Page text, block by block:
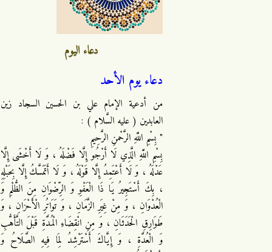
دعاء اليوم
دعاء يوم الأحد
من أدعية الإمام علي بن الحسين السجاد زين
العابدين ( عليه السَّلام ) :
" بِسْمِ اللَّهِ الرَّحْمنِ الرَّحِيمِ
بِسْمِ اللَّهِ الَّذِي لَا أَرْجُو إِلَّا فَضْلَهُ ، وَ لَا أَخْشَى إِلَّا
عَدْلَهُ ، وَ لَا أَعْتَمِدُ إِلَّا قَوْلَهُ ، وَ لَا أَتَمَسَّكُ إِلَّا بِحَبْلِهِ
، بِكَ أَسْتَجِيرُ يَا ذَا الْعَفْوِ وَ الرِّضْوَانِ مِنَ الظُّلْمِ وَ
الْعُدْوَانِ ، وَ مِنْ غِيَرِ الزَّمَانِ ، وَ تَوَاتُرِ الْأَحْزَانِ ، وَ
طَوَارِقِ الْحَدَثَانِ ، وَ مِنِ انْقِضَاءِ الْمُدَّةِ قَبْلَ التَّأَهُّبِ
وَ الْعُدَّةِ ، وَ إِيَّاكَ أَسْتَرْشِدُ لِمَا فِيهِ الصَّلَاحُ وَ